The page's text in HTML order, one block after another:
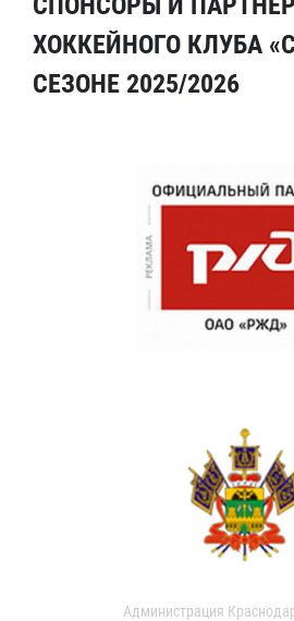
ХОККЕЙНОГО КЛУБА
СЕЗОНЕ 2025/2026
Администрация